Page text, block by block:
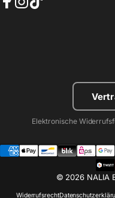
Elektronische
© 2026 NALIA
Widerrufsrecht